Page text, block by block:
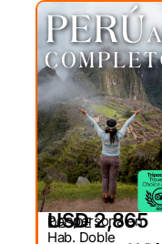
DESDE
USD 2,865
Por persona en
Hab. Doble